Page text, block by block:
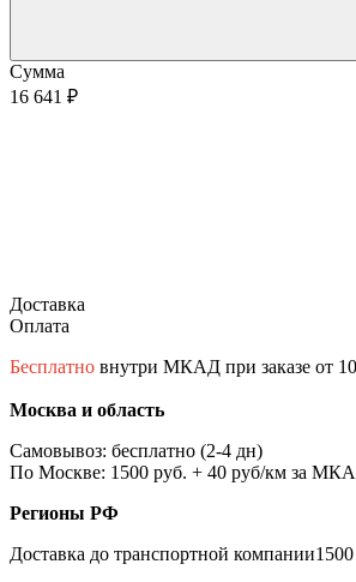
Сумма
16 641 ₽
Доставка
Оплата
Бесплатно внутри МКАД при заказе от
Москва и область
Самовывоз: бесплатно (2-4 дн)
По Москве: 1500 руб. + 40 руб/км за
Регионы РФ
Доставка до транспортной